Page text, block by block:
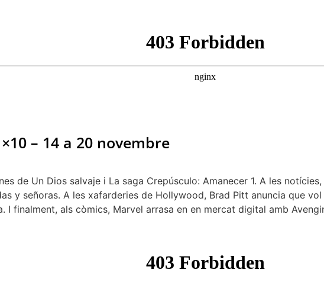
– 14 a 20 novembre
de Un Dios salvaje i La saga Crepúsculo: Amanecer 1. A les
y señoras. A les xafarderies de Hollywood, Brad Pitt anuncia que
I finalment, als còmics, Marvel arrasa en en mercat digital amb